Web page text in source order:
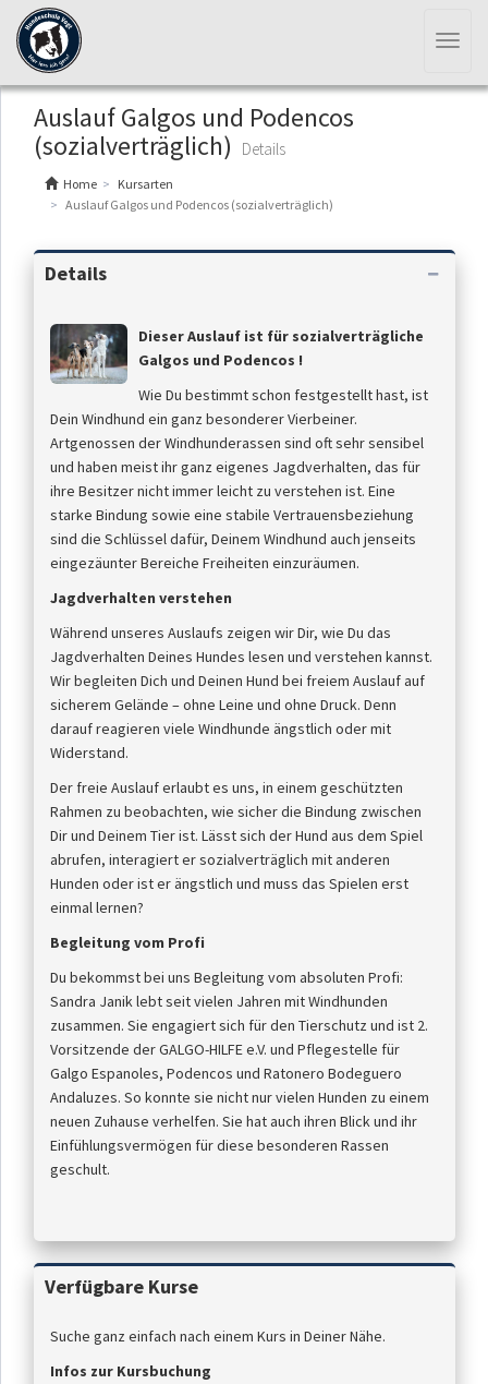
Auslauf Galgos und Podencos
(sozialverträglich)
Details
Home
Kursarten
Auslauf Galgos und Podencos (sozialverträglich)
Details
Dieser Auslauf ist für sozialverträgliche
Galgos und Podencos !
Wie Du bestimmt schon festgestellt hast, ist
Dein Windhund ein ganz besonderer Vierbeiner.
Artgenossen der Windhunderassen sind oft sehr sensibel
und haben meist ihr ganz eigenes Jagdverhalten, das für
ihre Besitzer nicht immer leicht zu verstehen ist. Eine
starke Bindung sowie eine stabile Vertrauensbeziehung
sind die Schlüssel dafür, Deinem Windhund auch jenseits
eingezäunter Bereiche Freiheiten einzuräumen.
Jagdverhalten verstehen
Während unseres Auslaufs zeigen wir Dir, wie Du das
Jagdverhalten Deines Hundes lesen und verstehen kannst.
Wir begleiten Dich und Deinen Hund bei freiem Auslauf auf
sicherem Gelände – ohne Leine und ohne Druck. Denn
darauf reagieren viele Windhunde ängstlich oder mit
Widerstand.
Der freie Auslauf erlaubt es uns, in einem geschützten
Rahmen zu beobachten, wie sicher die Bindung zwischen
Dir und Deinem Tier ist. Lässt sich der Hund aus dem Spiel
abrufen, interagiert er sozialverträglich mit anderen
Hunden oder ist er ängstlich und muss das Spielen erst
einmal lernen?
Begleitung vom Profi
Du bekommst bei uns Begleitung vom absoluten Profi:
Sandra Janik lebt seit vielen Jahren mit Windhunden
zusammen. Sie engagiert sich für den Tierschutz und ist 2.
Vorsitzende der GALGO-HILFE e.V. und Pflegestelle für
Galgo Espanoles, Podencos und Ratonero Bodeguero
Andaluzes. So konnte sie nicht nur vielen Hunden zu einem
neuen Zuhause verhelfen. Sie hat auch ihren Blick und ihr
Einfühlungsvermögen für diese besonderen Rassen
geschult.
Verfügbare Kurse
Suche ganz einfach nach einem Kurs in Deiner Nähe.
Infos zur Kursbuchung